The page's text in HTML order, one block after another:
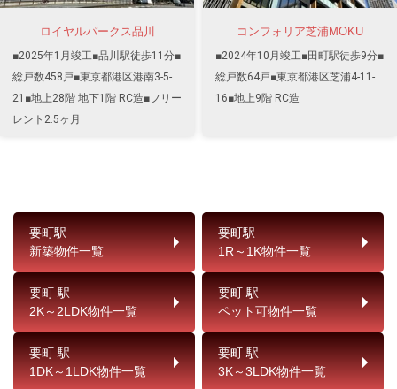
ロイヤルパークス品川
■2025年1月竣工■品川駅徒歩11分■
総戸数458戸■東京都港区港南3-5-
21■地上28階 地下1階 RC造■フリー
レント2.5ヶ月
コンフォリア芝浦MOKU
■2024年10月竣工■田町駅徒歩9分■
総戸数64戸■東京都港区芝浦4-11-
16■地上9階 RC造
要町駅
新築物件一覧
要町駅
1R～1K物件一覧
要町 駅
2K～2LDK物件一覧
要町 駅
ペット可物件一覧
要町 駅
1DK～1LDK物件一覧
要町 駅
3K～3LDK物件一覧